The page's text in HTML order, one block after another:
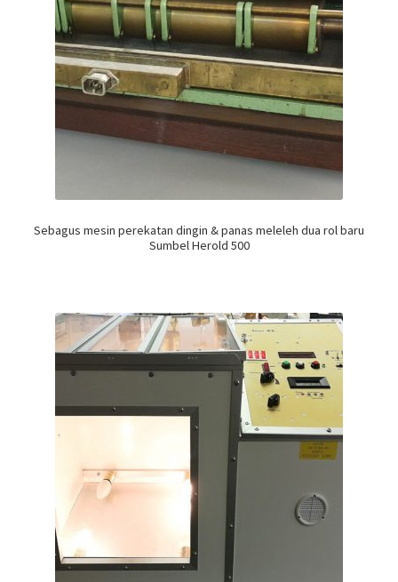
Sebagus mesin perekatan dingin & panas meleleh dua rol baru
Sumbel Herold 500